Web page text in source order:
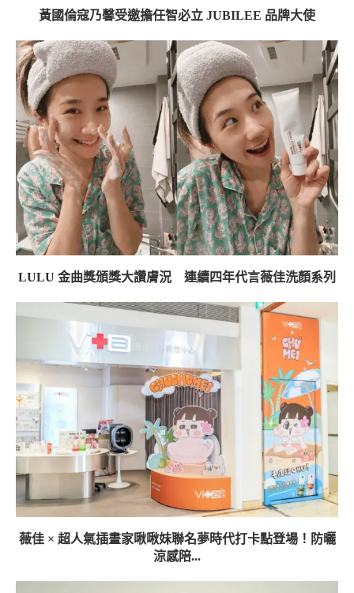
黃國倫寇乃馨受邀擔任智必立 JUBILEE 品牌大使
LULU 金曲獎頒獎大讚膚況 連續四年代言薇佳洗顏系列
薇佳 × 超人氣插畫家啾啾妹聯名夢時代打卡點登場！防曬
涼感陪...